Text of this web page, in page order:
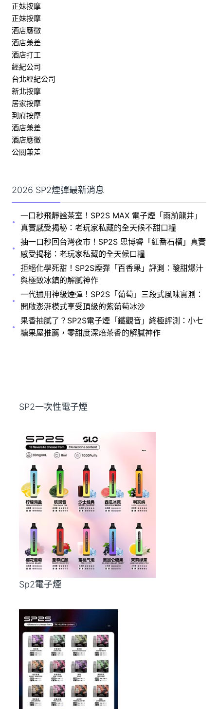
正妹按摩
正妹按摩
酒店應徵
酒店兼差
酒店打工
經紀公司
台北經紀公司
新北按摩
居家按摩
到府按摩
酒店兼差
酒店應徵
公關兼差
2026 SP2煙彈最新消息
一口秒飛靜謐茶室！SP2S MAX 電子煙「雨前龍井」
真實感受揭秘：老玩家私藏的全天候不甜口糧
抽一口秒回台灣夜市！SP2S 思博睿「紅番石榴」真實
感受揭秘：老玩家私藏的全天候口糧
拒絕化學死甜！SP2S煙彈「百香果」評測：酸甜爆汁
與極致冰鎮的解膩神作
一代通用神級煙彈！SP2S「葡萄」三段式風味實測：
開啟澎湃模式享受頂級的紫葡萄冰沙
果香抽膩了？SP2S電子煙「鐵觀音」終極評測：小七
糖果屋推薦，零甜度深焙茶香的解膩神作
SP2一次性電子煙
Sp2電子煙